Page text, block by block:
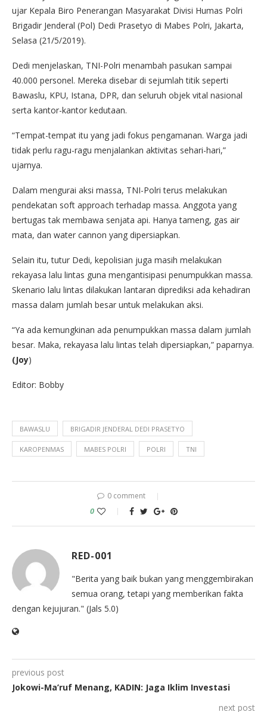
ujar Kepala Biro Penerangan Masyarakat Divisi Humas Polri
Brigadir Jenderal (Pol) Dedi Prasetyo di Mabes Polri, Jakarta,
Selasa (21/5/2019).
Dedi menjelaskan, TNI-Polri menambah pasukan sampai
40.000 personel. Mereka disebar di sejumlah titik seperti
Bawaslu, KPU, Istana, DPR, dan seluruh objek vital nasional
serta kantor-kantor kedutaan.
“Tempat-tempat itu yang jadi fokus pengamanan. Warga jadi
tidak perlu ragu-ragu menjalankan aktivitas sehari-hari,”
ujarnya.
Dalam mengurai aksi massa, TNI-Polri terus melakukan
pendekatan soft approach terhadap massa. Anggota yang
bertugas tak membawa senjata api. Hanya tameng, gas air
mata, dan water cannon yang dipersiapkan.
Selain itu, tutur Dedi, kepolisian juga masih melakukan
rekayasa lalu lintas guna mengantisipasi penumpukkan massa.
Skenario lalu lintas dilakukan lantaran diprediksi ada kehadiran
massa dalam jumlah besar untuk melakukan aksi.
“Ya ada kemungkinan ada penumpukkan massa dalam jumlah
besar. Maka, rekayasa lalu lintas telah dipersiapkan,” paparnya.
(Joy)
Editor: Bobby
BAWASLU BRIGADIR JENDERAL DEDI PRASETYO
KAROPENMAS MABES POLRI POLRI TNI
0 comment
0
RED-001
"Berita yang baik bukan yang menggembirakan
semua orang, tetapi yang memberikan fakta
dengan kejujuran." (Jals 5.0)
previous post
Jokowi-Ma’ruf Menang, KADIN: Jaga Iklim Investasi
next post